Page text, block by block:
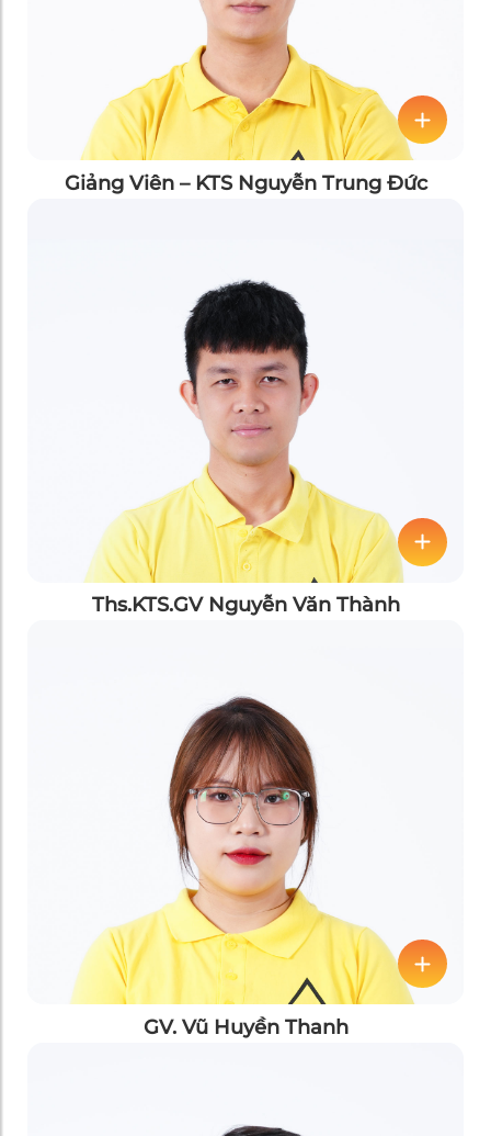
Giảng Viên – KTS Nguyễn Trung Đức
Ths.KTS.GV Nguyễn Văn Thành
GV. Vũ Huyền Thanh